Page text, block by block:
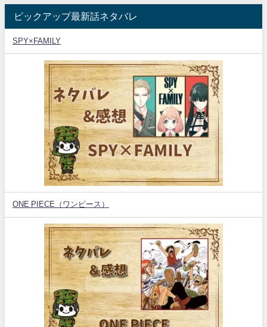
ピックアップ最新話ネタバレ
SPY×FAMILY
ONE PIECE（ワンピース）